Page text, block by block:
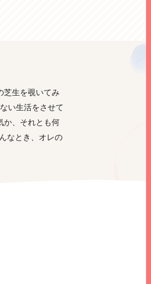
生を覗いてみ
い生活をさせて
か、それとも何
なとき、オレの